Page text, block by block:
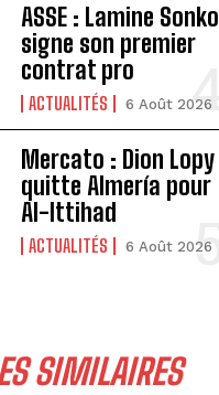
ASSE : Lamine Sonko
signe son premier
contrat pro
ACTUALITÉS 6 Août 2026
Mercato : Dion Lopy
quitte Almería pour
Al-Ittihad
ACTUALITÉS 6 Août 2026
SIMILAIRES